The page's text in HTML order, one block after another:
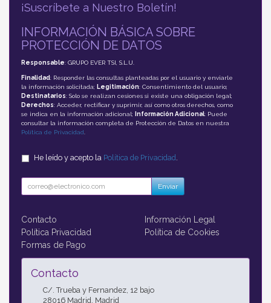
¡Suscríbete a Nuestro Boletín!
INFORMACIÓN BÁSICA SOBRE
PROTECCIÓN DE DATOS
Responsable: GRUPO EVER TSI, S.L.U.
Finalidad: Responder las consultas planteadas por el usuario y enviarle
la información solicitada; Legitimación: Consentimiento del usuario;
Destinatarios: Solo se realizan cesiones si existe una obligación legal;
Derechos: Acceder, rectificar y suprimir, así como otros derechos, como
se indica en la información adicional;
Información Adicional: Puede
consultar la información completa de Protección de Datos en nuestra
Política de Privacidad
He leído y acepto la Política de Privacidad
Enviar
Contacto
Información Legal
Política Privacidad
Política de Cookies
Formas de Pago
Contacto
C/. Trueba y Fernandez, 12 bajo
28016 Madrid Madrid